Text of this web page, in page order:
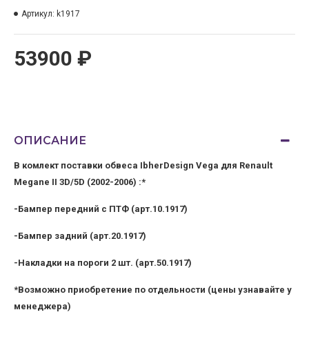
53900 ₽
Артикул: k1917
ОПИСАНИЕ
В комлект поставки обвеса IbherDesign Vega для Renault
Megane II 3D/5D (2002-2006) :*
-Бампер передний с ПТФ (арт.10.1917)
-Бампер задний (арт.20.1917)
-Накладки на пороги 2 шт. (арт.50.1917)
*Возможно приобретение по отдельности (цены узнавайте у
менеджера)